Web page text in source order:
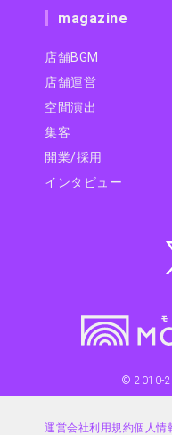
magazine
店舗BGM
店舗運営
空間演出
集客
開業/採用
インタビュー
© 2010-
運営会社利用規約個人情